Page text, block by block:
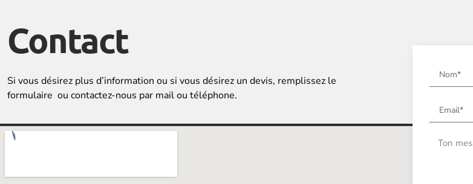
Contact
Si vous désirez plus d’information ou si vous désirez un devis, remplissez le
formulaire ou contactez-nous par mail ou téléphone.